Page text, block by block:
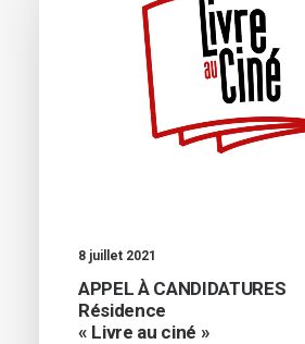
8 juillet 2021
APPEL À CANDIDATURES
Résidence
« Livre au ciné »